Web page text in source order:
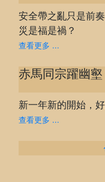
安全帶之亂只是前
災是福是禍？
查看更多 ...
赤馬同宗躍幽
新一年新的開始，
查看更多 ...